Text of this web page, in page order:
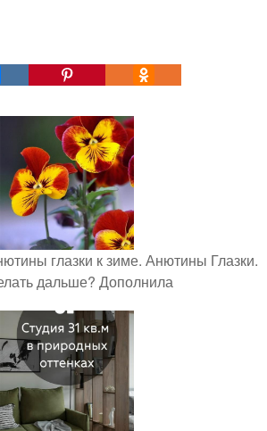
глазки к зиме. Анютины Глазки.
дальше? Дополнила